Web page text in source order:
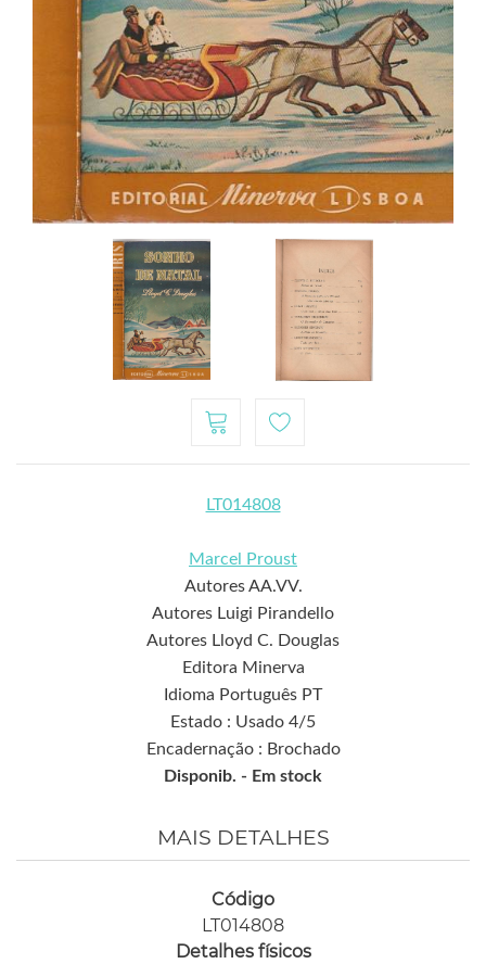
LT014808
Marcel Proust
Autores AA.VV.
Autores Luigi Pirandello
Autores Lloyd C. Douglas
Editora Minerva
Idioma Português PT
Estado : Usado 4/5
Encadernação : Brochado
Disponib. - Em stock
MAIS DETALHES
Código
LT014808
Detalhes físicos